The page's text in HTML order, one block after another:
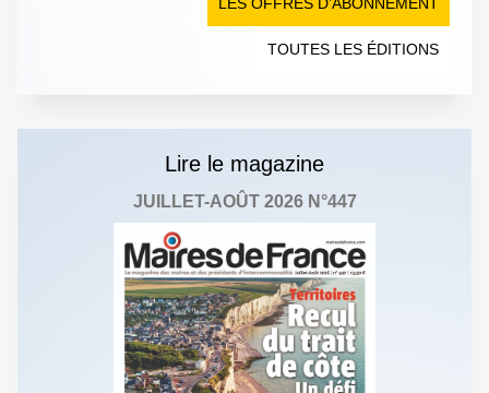
TOUTES LES ÉDITIONS
Lire le magazine
JUILLET-AOÛT 2026 N°447